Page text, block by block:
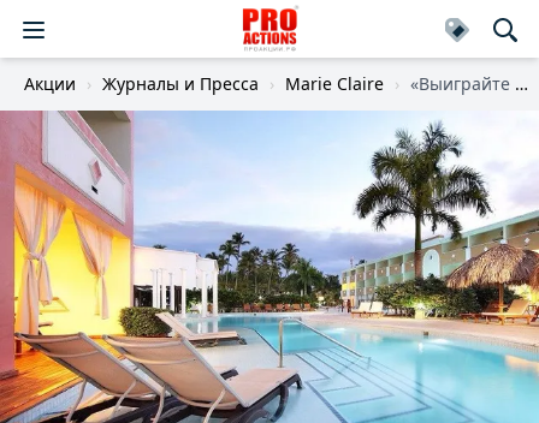
Акции Журналы и Пресса Marie Claire «Выиграйте путешествие на двоих в Доминикану!»